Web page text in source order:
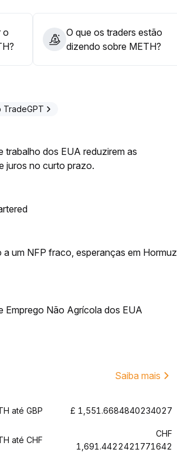
o
O que os traders estão
dizendo sobre METH?
TradeGPT
dos EUA reduzirem as
juros no curto prazo.
um NFP fraco, esperanças em Hormuz
Emprego Não Agrícola dos EUA
Saiba mais
até GBP £ 1,551.6684840234027
até CHF
CHF
1,691.4422421771642